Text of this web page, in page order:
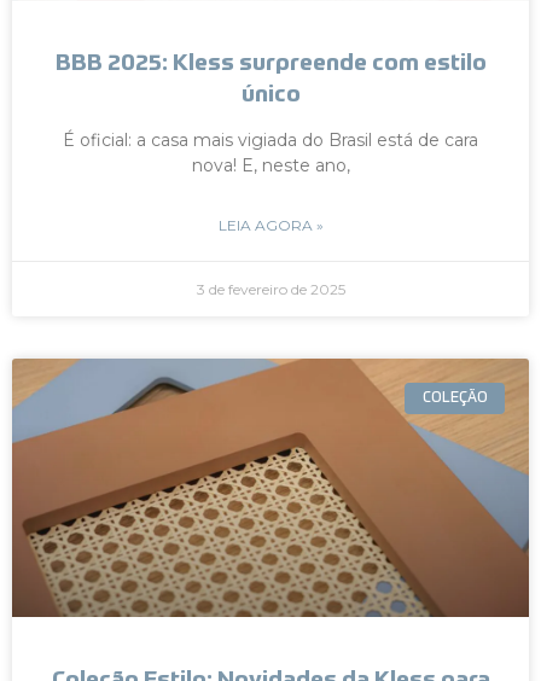
BBB 2025: Kless surpreende com estilo
único
É oficial: a casa mais vigiada do Brasil está de cara
nova! E, neste ano,
LEIA AGORA »
3 de fevereiro de 2025
COLEÇÃO